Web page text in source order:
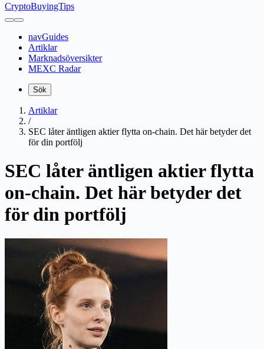
CryptoBuyingTips
navGuides
Artiklar
Marknadsöversikter
MEXC Radar
Sök
Artiklar
/
SEC låter äntligen aktier flytta on-chain. Det här betyder det
för din portfölj
SEC låter äntligen aktier flytta
on-chain. Det här betyder det
för din portfölj